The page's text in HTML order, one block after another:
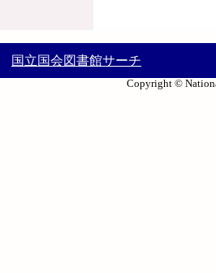
国立国会図書館サーチ
Copyright ©